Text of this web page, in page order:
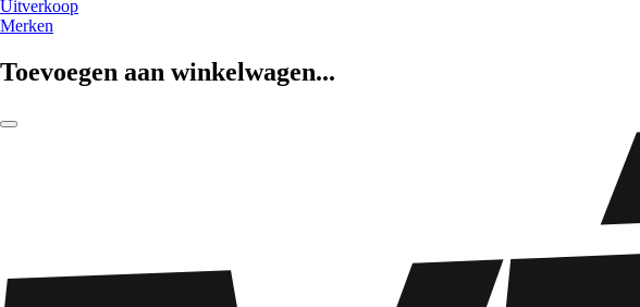
Uitverkoop
Merken
Toevoegen aan winkelwagen...